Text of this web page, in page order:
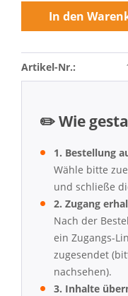
In den
Artikel-Nr.:
✏️ Wie
1. Bestellung
Wähle bitte
und schließe
2. Zugang
Nach der
ein Zugangs-
zugesendet
nachsehen).
3. Inhalte